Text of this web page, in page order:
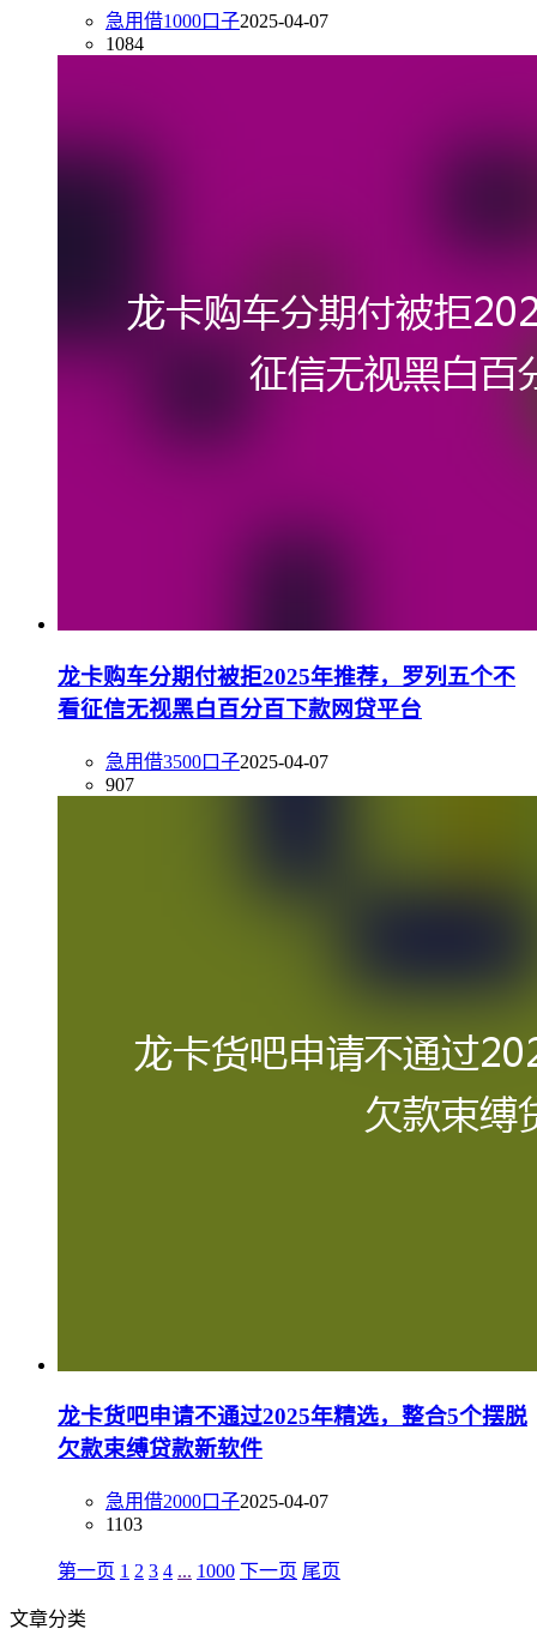
急用借1000口子2025-04-07
1084
龙卡购车分期付被拒2025年推荐，罗列五个不
看征信无视黑白百分百下款网贷平台
急用借3500口子2025-04-07
907
龙卡货吧申请不通过2025年精选，整合5个摆脱
欠款束缚贷款新软件
急用借2000口子2025-04-07
1103
第一页 1 2 3 4 ... 1000 下一页 尾页
文章分类